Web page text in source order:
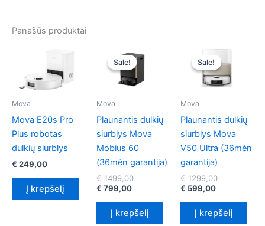
Panašūs produktai
Mova
Mova E20s Pro
Plus robotas
dulkių siurblys
€ 249,00
Į krepšelį
Sale!
Sale!
Mova
Plaunantis dulkių
siurblys Mova
Mobius 60
(36mėn garantija)
€1499,00Original
€ 1499,00.
€ 799,00Current
is:
€ 799,00.
Į krepšelį
Sale!
Sale!
Mova
Plaunantis dulkių
siurblys Mova
V50 Ultra (36mėn
garantija)
€1299,00Original
€ 1299,00.
€ 599,00Current
is:
€ 599,00.
Į krepšelį